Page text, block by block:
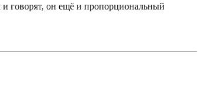
говорят, он ещё и пропорциональный